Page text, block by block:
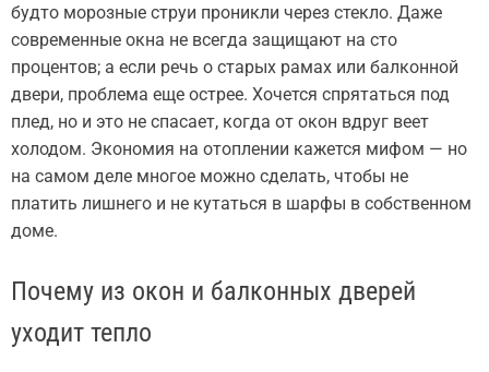
будто морозные струи проникли через стекло. Даже
современные окна не всегда защищают на сто
процентов; а если речь о старых рамах или балконной
двери, проблема еще острее. Хочется спрятаться под
плед, но и это не спасает, когда от окон вдруг веет
холодом. Экономия на отоплении кажется мифом — но
на самом деле многое можно сделать, чтобы не
платить лишнего и не кутаться в шарфы в собственном
доме.
Почему из окон и балконных дверей
уходит тепло